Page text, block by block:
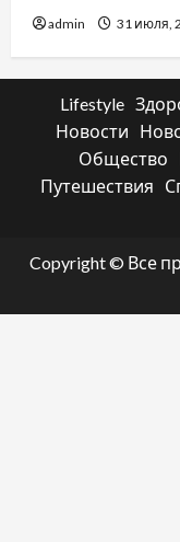
admin 31 июля,
Lifestyle
Новости
Общество
Путешествия
Copyright © Все